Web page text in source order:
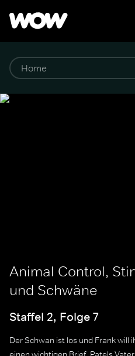
Animal Control,
und Schwäne
Staffel 2, Folge 7
Der Schwan ist los und Frank will